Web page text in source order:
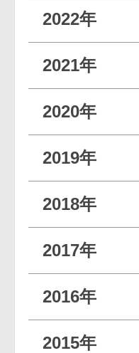
2022年
2021年
2020年
2019年
2018年
2017年
2016年
2015年